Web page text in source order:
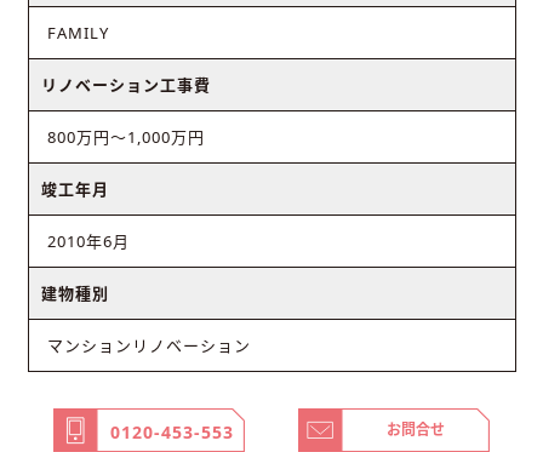
FAMILY
リノベーション工事費
800万円～1,000万円
竣工年月
2010年6月
建物種別
マンションリノベーション
0120-453-553 お問合せ